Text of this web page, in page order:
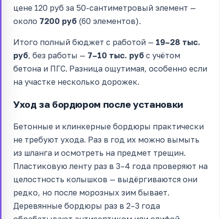
цене 120 руб за 50-сантиметровый элемент —
около 7200 руб (60 элементов).
Итого полный бюджет с работой — 19–28 тыс.
руб, без работы — 7–10 тыс. руб с учётом
бетона и ПГС. Разница ощутимая, особенно если
на участке несколько дорожек.
Уход за бордюром после установки
Бетонные и клинкерные бордюры практически
не требуют ухода. Раз в год их можно вымыть
из шланга и осмотреть на предмет трещин.
Пластиковую ленту раз в 3–4 года проверяют на
целостность колышков — выдёргиваются они
редко, но после морозных зим бывает.
Деревянные бордюры раз в 2–3 года